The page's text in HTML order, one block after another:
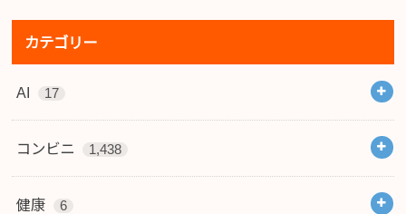
カテゴリー
AI 17
コンビニ 1,438
健康 6